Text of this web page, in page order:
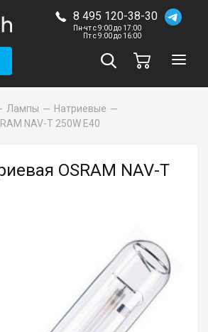
8 495 120-38-30
Пн-чт с 9:00 до 17:00
Пт с 9:00 до 16:00
Лампы
Натриевые
NAV-T 250W E40
OSRAM NAV-T